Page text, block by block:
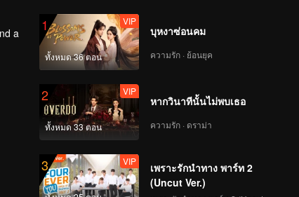
第9集：鲊_09
第10集：漆油_10
a
1
ทั้งหมด 36 ตอน
VIP
บุหงาซ่อนคม
ความรัก · ย้อนยุค
2
ทั้งหมด 33 ตอน
VIP
หากวินาทีนั้นไม่พบเธอ
ความรัก · ดราม่า
3 VIP
เพราะรักนำทาง พาร์ท 2
(Uncut Ver.)